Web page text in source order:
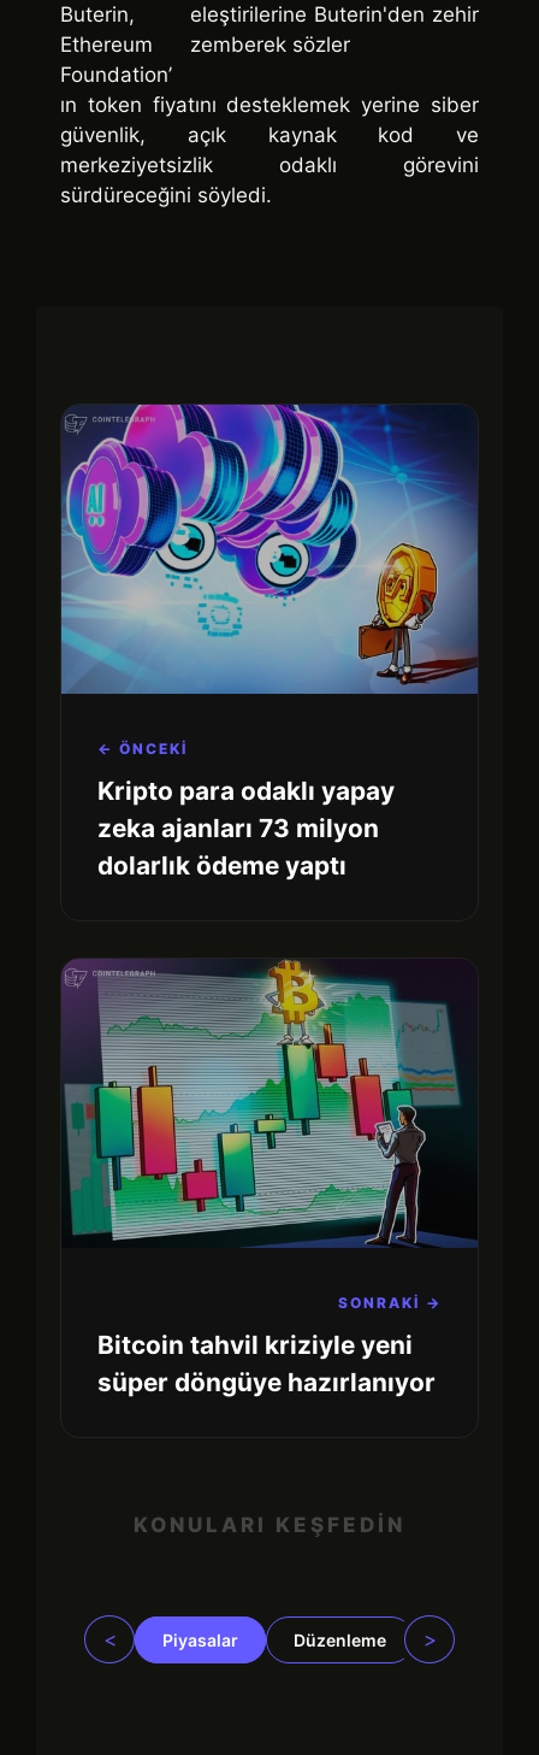
Buterin,
Ethereum
Foundation’
ın token fiyatını desteklemek yerine siber
güvenlik, açık kaynak kod ve
merkeziyetsizlik odaklı görevini
sürdüreceğini söyledi.
← ÖNCEKİ
Kripto para odaklı yapay
zeka ajanları 73 milyon
dolarlık ödeme yaptı
SONRAKİ →
Bitcoin tahvil kriziyle yeni
süper döngüye hazırlanıyor
KONULARI KEŞFEDİN
< Piyasalar Düzenleme İşletmeler
>